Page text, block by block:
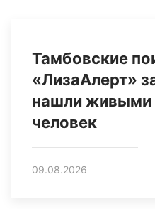
Тамбовские
«ЛизаАлерт»
нашли живыми
человек
09.08.2026